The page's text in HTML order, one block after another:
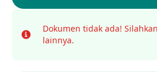
Info
Dokumen tidak ada!
lainnya.